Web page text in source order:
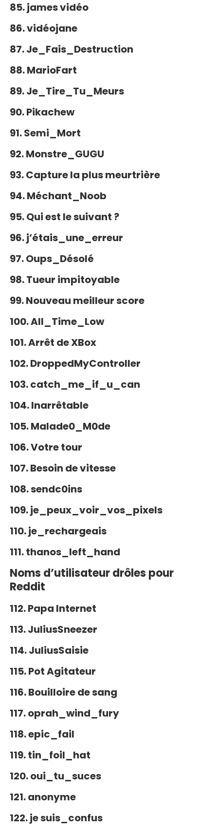
85. james vidéo
86. vidéojane
87. Je_Fais_Destruction
88. MarioFart
89. Je_Tire_Tu_Meurs
90. Pikachew
91. Semi_Mort
92. Monstre_GUGU
93. Capture la plus meurtrière
94. Méchant_Noob
95. Qui est le suivant ?
96. j’étais_une_erreur
97. Oups_Désolé
98. Tueur impitoyable
99. Nouveau meilleur score
100. All_Time_Low
101. Arrêt de XBox
102. DroppedMyController
103. catch_me_if_u_can
104. Inarrêtable
105. Malade0_M0de
106. Votre tour
107. Besoin de vitesse
108. sendc0ins
109. je_peux_voir_vos_pixels
110. je_rechargeais
111. thanos_left_hand
Noms d’utilisateur drôles pour
Reddit
112. Papa Internet
113. JuliusSneezer
114. JuliusSaisie
115. Pot Agitateur
116. Bouilloire de sang
117. oprah_wind_fury
118. epic_fail
119. tin_foil_hat
120. oui_tu_suces
121. anonyme
122. je suis_confus